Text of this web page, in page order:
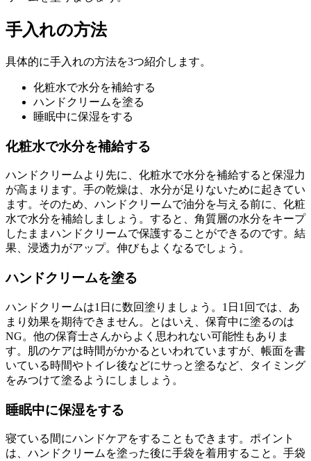
手入れの方法
具体的に手入れの方法を3つ紹介します。
化粧水で水分を補給する
ハンドクリームを塗る
睡眠中に保湿をする
化粧水で水分を補給する
ハンドクリームより先に、化粧水で水分を補給すると保湿力
が高まります。手の乾燥は、水分が足りないために起きてい
ます。そのため、ハンドクリームで油分を与える前に、化粧
水で水分を補給しましょう。すると、角質層の水分をキープ
したままハンドクリームで保護することができるのです。結
果、浸透力がアップ。伸びもよくなるでしょう。
ハンドクリームを塗る
ハンドクリームは1日に数回塗りましょう。1日1回では、あ
まり効果を期待できません。とはいえ、保育中に塗るのは
NG。他の保育士さんからよく思われない可能性もありま
す。肌のケアは時間がかかるといわれていますが、帳面を書
いている時間やトイレ後などにサっと塗るなど、タイミング
をみつけて塗るようにしましょう。
睡眠中に保湿をする
寝ている間にハンドケアをすることもできます。ポイント
は、ハンドクリームを塗った後に手袋を着用すること。手袋